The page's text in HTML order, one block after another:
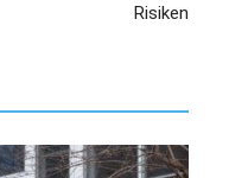
Risiken